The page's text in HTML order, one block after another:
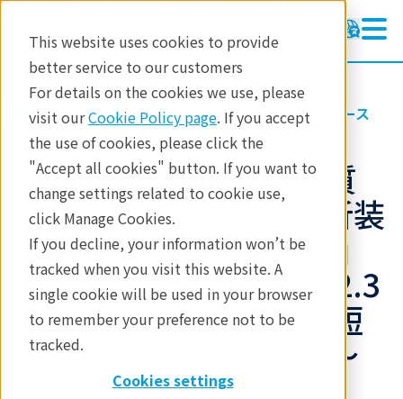
This website uses cookies to provide
better service to our customers
For details on the cookies we use, please
visit ourCookie Policy page. If you accept
the use of cookies, please click the
"Accept all cookies" button. If you want to
change settings related to cookie use,
click Manage Cookies.
If you decline, your information won’t be
tracked when you visit this website. A
single cookie will be used in your browser
to remember your preference not to be
tracked.
Cookies settings
リガクについて お知らせ・プレスリリース
【プレスリリース】品質
管理向け卓上型XRF分析装
置「NEX QC IIシリーズ」
販売開始 ～検出能力約2.3
倍、測定時間5分の1に短
縮、現場業務を効率化～